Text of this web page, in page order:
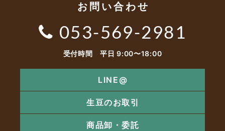
お問い合わせ
053-569-2981
受付時間 平日 9:00〜18:00
LINE@
生豆のお取引
商品卸・委託